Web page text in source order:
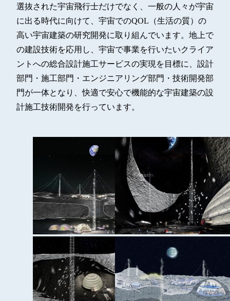
選抜された宇宙飛行士だけでなく、一般の人々が宇宙
に出る時代に向けて、宇宙でのQOL（生活の質）の
高い宇宙建築の研究開発に取り組んでいます。地上で
の建設技術を応用し、宇宙で事業を行いたいクライア
ントへの総合設計施工サービスの実現を目標に、設計
部門・施工部門・エンジニアリング部門・技術開発部
門が一体となり、快適で安心で機能的な宇宙建築の設
計施工技術開発を行っています。